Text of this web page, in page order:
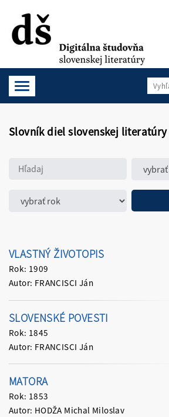
Slovník diel slovenskej literatúry
VLASTNÝ ŽIVOTOPIS
Rok: 1909
Autor: FRANCISCI Ján
SLOVENSKÉ POVESTI
Rok: 1845
Autor: FRANCISCI Ján
MATORA
Rok: 1853
Autor: HODŽA Michal Miloslav